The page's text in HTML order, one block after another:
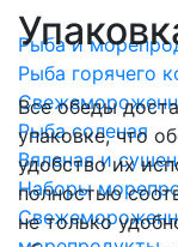
Рыба и
Рыба горячего
Рыба соленая
Вяленая и
Наборы
Все обеды
упаковке, что
удобство их
полностью
не только